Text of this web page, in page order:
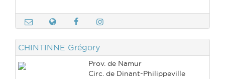
CHINTINNE Grégory
Prov. de Namur
Circ. de Dinant-Philippeville